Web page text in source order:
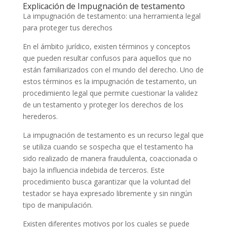
Explicación de Impugnación de testamento
La impugnación de testamento: una herramienta legal
para proteger tus derechos
En el ámbito jurídico, existen términos y conceptos
que pueden resultar confusos para aquellos que no
están familiarizados con el mundo del derecho. Uno de
estos términos es la impugnación de testamento, un
procedimiento legal que permite cuestionar la validez
de un testamento y proteger los derechos de los
herederos.
La impugnación de testamento es un recurso legal que
se utiliza cuando se sospecha que el testamento ha
sido realizado de manera fraudulenta, coaccionada o
bajo la influencia indebida de terceros. Este
procedimiento busca garantizar que la voluntad del
testador se haya expresado libremente y sin ningún
tipo de manipulación.
Existen diferentes motivos por los cuales se puede